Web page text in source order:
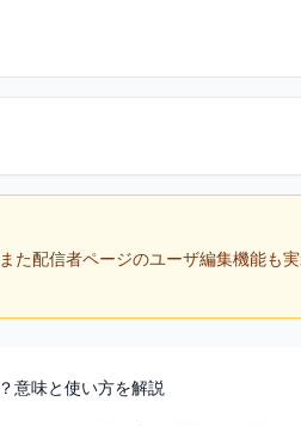
配信者ページのユーザ編集機能も実
意味と使い方を解説